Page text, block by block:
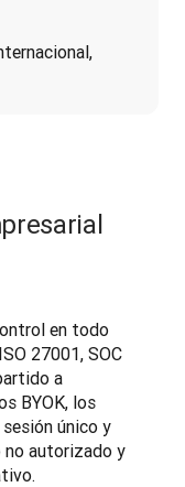
en todo
27001, SOC
a
BYOK, los
único y
no autorizado y